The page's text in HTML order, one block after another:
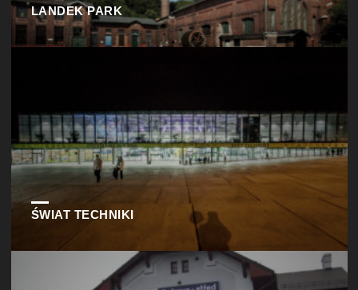
LANDEK PARK
ŚWIAT TECHNIKI